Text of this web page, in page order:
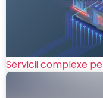
Servicii complexe